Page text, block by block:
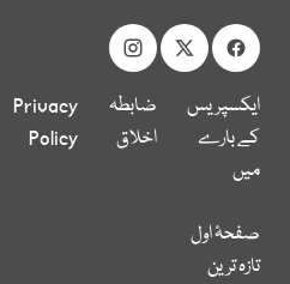
ایکسپریس
کے بارے
میں
ضابطہ
اخلاق
Privacy
Policy
صفحۂ اول
تازہ ترین